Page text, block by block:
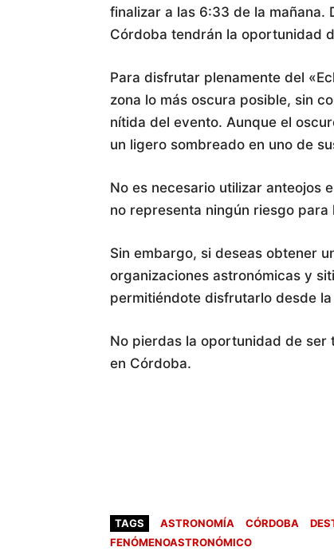
finalizar a las 6:33 de la mañana.
Córdoba tendrán la oportunidad
Para disfrutar plenamente del
zona lo más oscura posible, sin
nítida del evento. Aunque el
un ligero sombreado en uno de
No es necesario utilizar anteojos
no representa ningún riesgo para
Sin embargo, si deseas obtener
organizaciones astronómicas y
permitiéndote disfrutarlo desde
No pierdas la oportunidad de ser
en Córdoba.
TAGS ASTRONOMÍA CÓRDOBA
FENÓMENOASTRONÓMICO